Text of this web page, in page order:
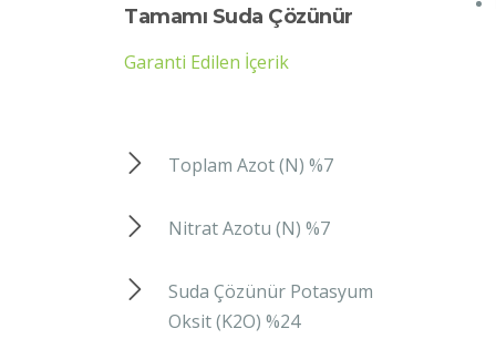
Tamamı Suda Çözünür
Garanti Edilen İçerik
Toplam Azot (N) %7
Nitrat Azotu (N) %7
Suda Çözünür Potasyum
Oksit (K2O) %24